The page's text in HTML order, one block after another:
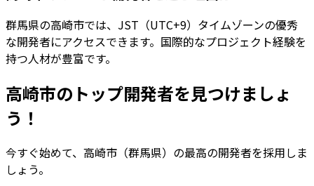
群馬県の高崎市では、JST（UTC+9）タイムゾーンの優秀
な開発者にアクセスできます。国際的なプロジェクト経験を
持つ人材が豊富です。
高崎市のトップ開発者を見つけましょ
う！
今すぐ始めて、高崎市（群馬県）の最高の開発者を採用しま
しょう。